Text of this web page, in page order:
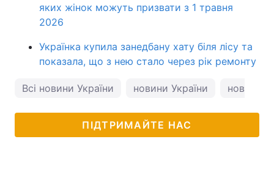
яких жінок можуть призвати з 1 травня
2026
Українка купила занедбану хату біля лісу та
показала, що з нею стало через рік ремонту
Всі новини України новини України новости
ПІДТРИМАЙТЕ НАС